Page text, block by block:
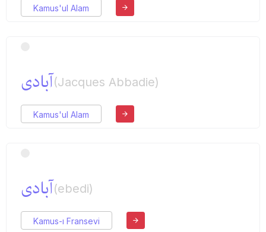
Kamus'ul Alam
آبادی(Jacques Abbadie)
Kamus'ul Alam
آبادی(ebedi)
Kamus-ı Fransevi